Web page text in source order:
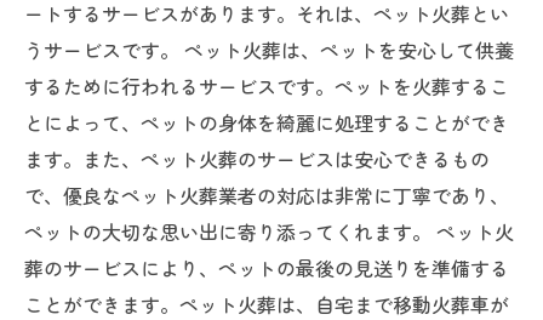
ートするサービスがあります。それは、ペット火葬とい
うサービスです。 ペット火葬は、ペットを安心して供養
するために行われるサービスです。ペットを火葬するこ
とによって、ペットの身体を綺麗に処理することができ
ます。また、ペット火葬のサービスは安心できるもの
で、優良なペット火葬業者の対応は非常に丁寧であり、
ペットの大切な思い出に寄り添ってくれます。 ペット火
葬のサービスにより、ペットの最後の見送りを準備する
ことができます。ペット火葬は、自宅まで移動火葬車が